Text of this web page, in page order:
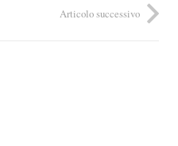
Articolo successivo